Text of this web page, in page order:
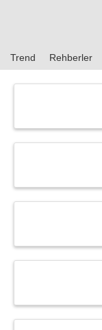
Trend Rehberler